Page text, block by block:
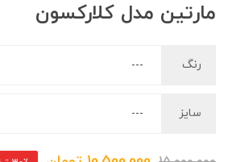
مارتین مدل کلارکسون
رنگ
سایز